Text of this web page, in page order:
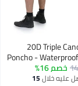
ناتشرهايك 20D Triple Canopy
Poncho -
Poncho for
خصم 16%
عليه خلال15